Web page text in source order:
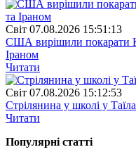
Свiт 07.08.2026 15:51:13
США вирішили покарати
Іраном
Читати
Свiт 07.08.2026 15:12:53
Стрілянина у школі у
Читати
Популярнi статтi